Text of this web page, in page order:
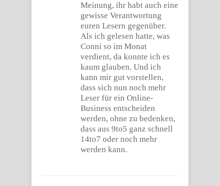
Meinung, ihr habt auch eine
gewisse Verantwortung
euren Lesern gegenüber.
Als ich gelesen hatte, was
Conni so im Monat
verdient, da konnte ich es
kaum glauben. Und ich
kann mir gut vorstellen,
dass sich nun noch mehr
Leser für ein Online-
Business entscheiden
werden, ohne zu bedenken,
dass aus 9to5 ganz schnell
14to7 oder noch mehr
werden kann.